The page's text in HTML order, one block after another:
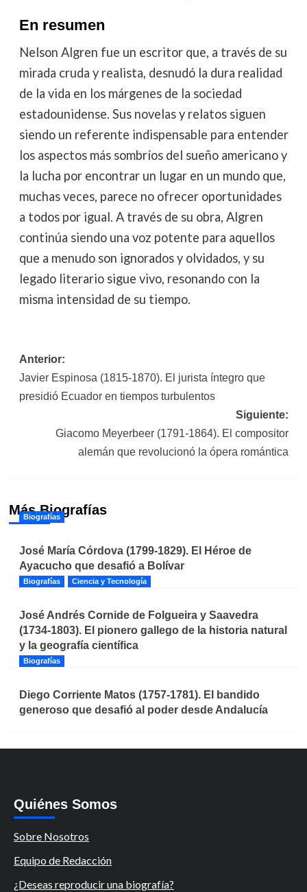
En resumen
Nelson Algren fue un escritor que, a través de su
mirada cruda y realista, desnudó la dura realidad
de la vida en los márgenes de la sociedad
estadounidense. Sus novelas y relatos siguen
siendo un referente indispensable para entender
los aspectos más sombríos del sueño americano y
la lucha por encontrar un lugar en un mundo que,
muchas veces, parece no ofrecer oportunidades
a todos por igual. A través de su obra, Algren
continúa siendo una voz potente para aquellos
que a menudo son ignorados y olvidados, y su
legado literario sigue vivo, resonando con la
misma intensidad de su tiempo.
Navegación
de
entradas
Anterior:
Javier Espinosa (1815-1870). El jurista íntegro que
presidió Ecuador en tiempos turbulentos
Siguiente:
Giacomo Meyerbeer (1791-1864). El compositor
alemán que revolucionó la ópera romántica
Más Biografías
Biografías
José María Córdova (1799-1829). El Héroe de
Ayacucho que desafió a Bolívar
Biografías Ciencia y Tecnología
José Andrés Cornide de Folgueira y Saavedra
(1734-1803). El pionero gallego de la historia natural
y la geografía científica
Biografías
Diego Corriente Matos (1757-1781). El bandido
generoso que desafió al poder desde Andalucía
Quiénes Somos
Sobre Nosotros
Equipo de Redacción
¿Deseas reproducir una biografía?